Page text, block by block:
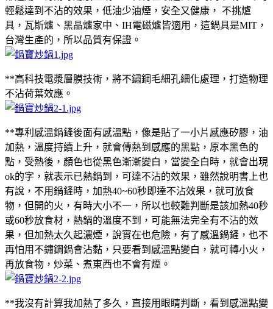
輕鬆達到不沾的效果，低油少油煙，安全又健康， 不挑爐
具，瓦斯爐、黑晶爐家中、IH電磁爐皆適用，這鍋具是MIT，
台灣生產的，所以品質有保證。
**高科技電漿層膜技術，將不鏽鋼毛細孔細化處理，打造物理
不沾荷葉效應。
**專利感溫鍋鏟後面有感溫點，像是貼了一小片感應矽膠，油
加熱，溫度持續上升，就會傳熱到感應的黑點，原本黑色的
點，受熱後，顏色也從黑色漸漸變白，當變全白時，就會出現
ok的字，就表示已熱鍋到，可達不沾的效果，雖然說明書上也
有說，不用鍋鏟時，加熱40~60秒即達不沾效果，就可放食
物，但開的火，有時大小不一，所以也較難判斷是該加熱40秒
或60秒放食材，熱鍋的溫度不到，可能無法完全有不沾的效
果，但加熱太久起濃煙，說實在也危險，有了感溫鍋鏟，也不
再怕用不鏽鋼鍋會沾黏，只要看到感溫點變白，就可轉小火，
再放食物，炒菜、煮東西也不會有煙。
**我沒有計算我加熱了多久，直接用眼睛判斷，看到感溫點變